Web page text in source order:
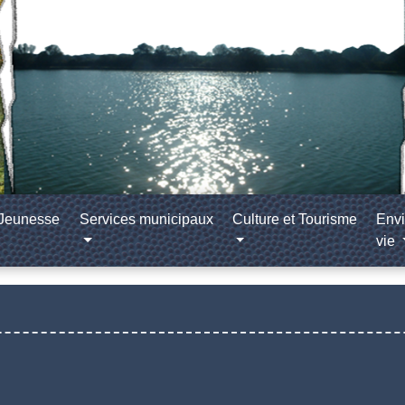
Services municipaux Culture et Tourisme
vie